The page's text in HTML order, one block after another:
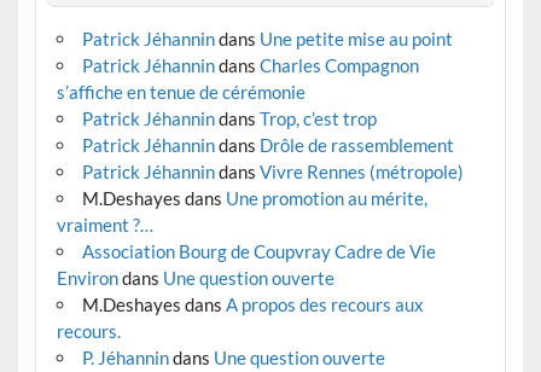
Patrick Jéhannindans Une petite mise au point
Patrick Jéhannindans Charles Compagnon
s’affiche en tenue de cérémonie
Patrick Jéhannindans Trop, c’est trop
Patrick Jéhannindans Drôle de rassemblement
Patrick Jéhannindans Vivre Rennes (métropole)
M.Deshayes dans Une promotion au mérite,
vraiment ?…
Association Bourg de Coupvray Cadre de Vie
Environdans Une question ouverte
M.Deshayes dans A propos des recours aux
recours.
P. Jéhannindans Une question ouverte